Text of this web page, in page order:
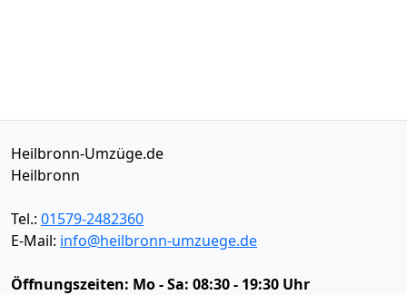
Heilbronn-Umzüge.de
Heilbronn
Tel.: 01579-2482360
E-Mail: info@heilbronn-umzuege.de
Öffnungszeiten: Mo - Sa: 08:30 - 19:30 Uhr